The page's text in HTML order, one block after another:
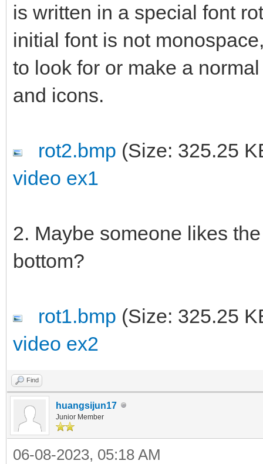
is written in a special font
initial font is not
to look for or make a
and icons.
rot2.bmp (Size: 325.25
video ex1
2. Maybe someone likes
bottom?
rot1.bmp (Size: 325.25
video ex2
Find
huangsijun17
Junior Member
06-08-2023, 05:18 AM